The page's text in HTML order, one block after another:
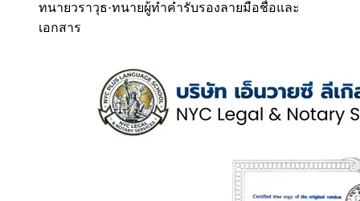
ทนายวราวุธ·ทนายผู้ทำคำรับรองลายมือชื่อและ
เอกสาร